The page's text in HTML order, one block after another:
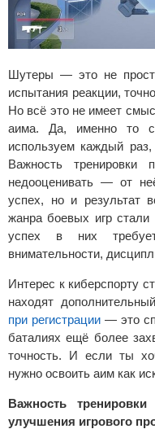
Шутеры — это не
испытания реакции,
Но всё это не имеет
аима. Да, именно то
используем каждый раз,
Важность тренировки
недооценивать — от
успех, но и результат
жанра боевых игр
успех в них
внимательности,
Интерес к киберспорту
находят
при регистрации — это
баталиях ещё более
точность. И если ты
нужно освоить аим как
Важность
улучшения игрового